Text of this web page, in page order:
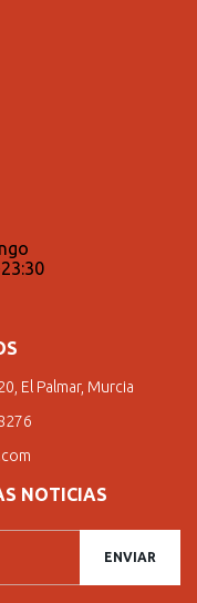
El Palmar, Murcia
NOTICIAS
ENVIAR